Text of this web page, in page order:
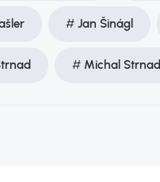
Jan Šinágl
Michal Strnad